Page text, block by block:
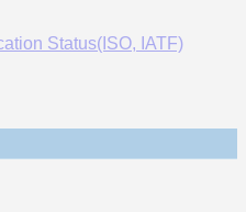
Status(ISO, IATF)